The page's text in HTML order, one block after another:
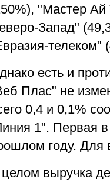
"Мастер
Запад"
телеком"
есть и
Плас" не
0,4 и 0,1%
1". Первая
году. Для
выручка